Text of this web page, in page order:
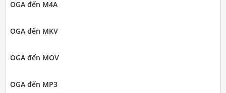
OGA đến M4A
OGA đến MKV
OGA đến MOV
OGA đến MP3